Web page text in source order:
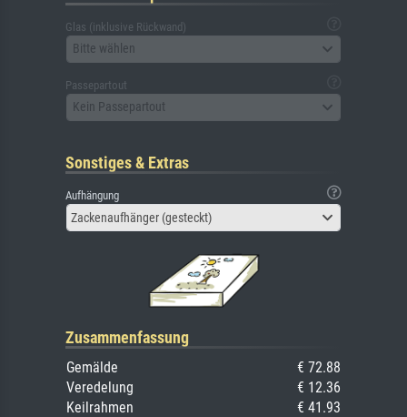
Glas (inklusive Rückwand)
Bitte wählen
Passepartout
Kein Passepartout
Sonstiges & Extras
Aufhängung
Zackenaufhänger (gesteckt)
Zusammenfassung
Gemälde
€ 72.88
Veredelung
€ 12.36
Keilrahmen
€ 41.93